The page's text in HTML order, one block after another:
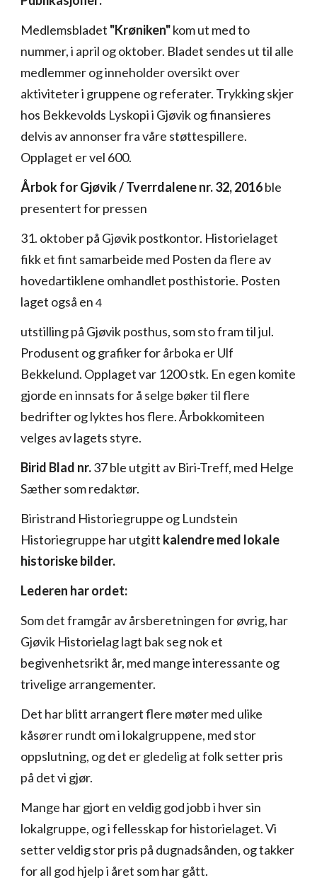
Medlemsbladet "Krøniken"kom ut med to
nummer, i april og oktober. Bladet sendes ut til alle
medlemmer og inneholder oversikt over
aktiviteter i gruppene og referater. Trykking skjer
hos Bekkevolds Lyskopi i Gjøvik og finansieres
delvis av annonser fra våre støttespillere.
Opplaget er vel 600.
Årbok for Gjøvik / Tverrdalene nr. 32, 2016ble
presentert for pressen
31. oktober på Gjøvik postkontor. Historielaget
fikk et fint samarbeide med Posten da flere av
hovedartiklene omhandlet posthistorie. Posten
laget også en4
utstilling på Gjøvik posthus, som sto fram til jul.
Produsent og grafiker for årboka er Ulf
Bekkelund. Opplaget var 1200 stk. En egen komite
gjorde en innsats for å selge bøker til flere
bedrifter og lyktes hos flere. Årbokkomiteen
velges av lagets styre.
Birid Blad nr.37 ble utgitt av Biri-Treff, med Helge
Sæther som redaktør.
Biristrand Historiegruppe og Lundstein
Historiegruppe har utgitt kalendre med lokale
historiske bilder.
Lederen har ordet:
Som det framgår av årsberetningen for øvrig, har
Gjøvik Historielag lagt bak seg nok et
begivenhetsrikt år, med mange interessante og
trivelige arrangementer.
Det har blitt arrangert flere møter med ulike
kåsører rundt om i lokalgruppene, med stor
oppslutning, og det er gledelig at folk setter pris
på det vi gjør.
Mange har gjort en veldig god jobb i hver sin
lokalgruppe, og i fellesskap for historielaget. Vi
setter veldig stor pris på dugnadsånden, og takker
for all god hjelp i året som har gått.